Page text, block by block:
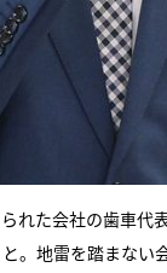
れた会社の歯車代
。地雷を踏まない